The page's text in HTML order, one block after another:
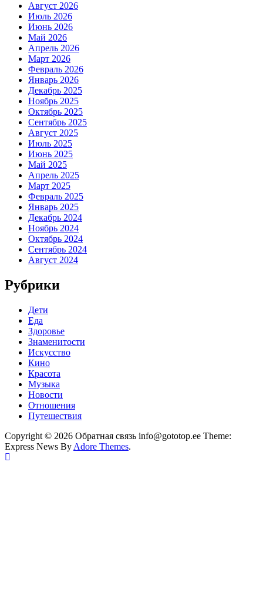
Август 2026
Июль 2026
Июнь 2026
Май 2026
Апрель 2026
Март 2026
Февраль 2026
Январь 2026
Декабрь 2025
Ноябрь 2025
Октябрь 2025
Сентябрь 2025
Август 2025
Июль 2025
Июнь 2025
Май 2025
Апрель 2025
Март 2025
Февраль 2025
Январь 2025
Декабрь 2024
Ноябрь 2024
Октябрь 2024
Сентябрь 2024
Август 2024
Рубрики
Дети
Еда
Здоровье
Знаменитости
Искусство
Кино
Красота
Музыка
Новости
Отношения
Путешествия
Copyright © 2026 Обратная связь info@gototop.ee Theme:
Express News By Adore Themes.